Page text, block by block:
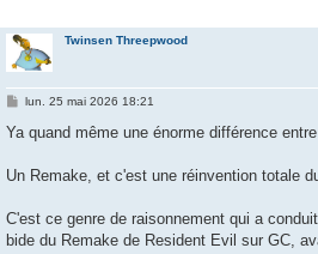
Twinsen Threepwood
M
s
g
lun. 25 mai 2026 18:21
Ya quand même une énorme différence
Un Remake, et c'est une réinvention totale
C'est ce genre de raisonnement qui a
bide du Remake de Resident Evil sur GC,